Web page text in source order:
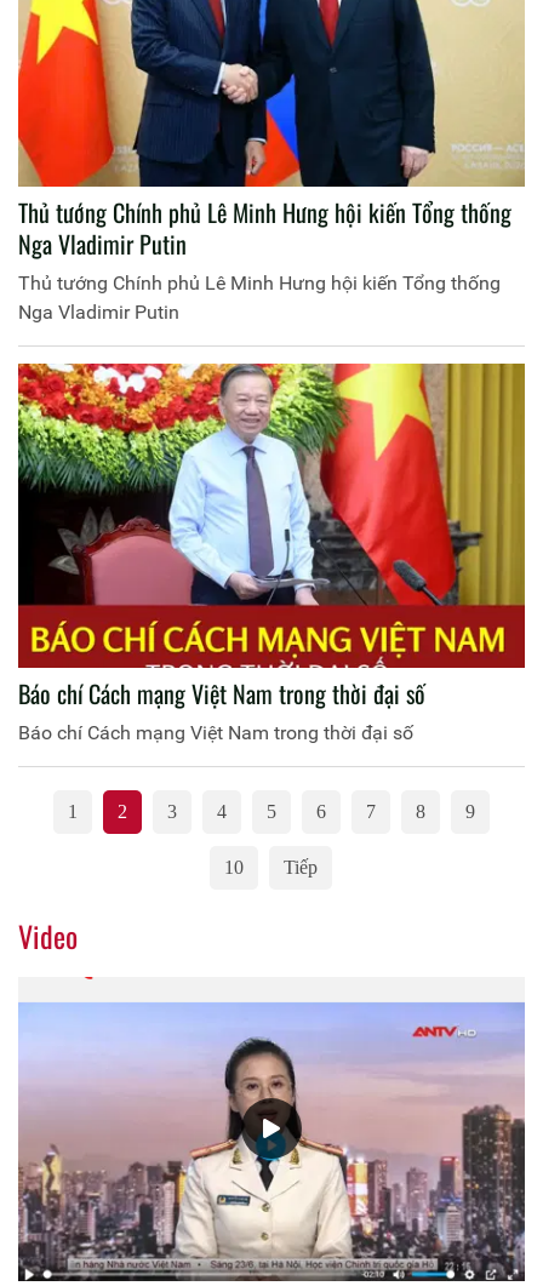
Thủ tướng Chính phủ Lê Minh Hưng hội kiến Tổng thống
Nga Vladimir Putin
Thủ tướng Chính phủ Lê Minh Hưng hội kiến Tổng thống
Nga Vladimir Putin
Báo chí Cách mạng Việt Nam trong thời đại số
Báo chí Cách mạng Việt Nam trong thời đại số
1 2 3 4 5 6 7 8 9
10 Tiếp
Video